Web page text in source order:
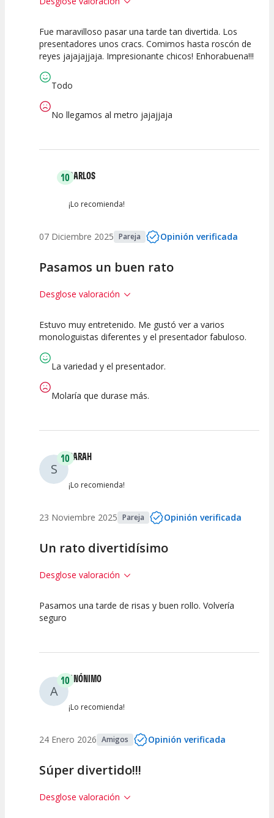
10
Calidad del
10
Puesta en
10
Interpretación
Fue maravilloso pasar una tarde tan divertida. Los
presentadores unos cracs. Comimos hasta roscón de
reyes jajajajjaja. Impresionante chicos! Enhorabuena!!!
Todo
No llegamos al metro jajajjaja
10CARLOS
¡Lo recomienda!
07 Diciembre 2025 Pareja Opinión verificada
Pasamos un buen rato
Desglose valoración
10
Espectáculo
10
Escena
10
artística
Estuvo muy entretenido. Me gustó ver a varios
monologuistas diferentes y el presentador fabuloso.
La variedad y el presentador.
Molaría que durase más.
S
10SARAH
¡Lo recomienda!
23 Noviembre 2025 Pareja Opinión verificada
Un rato divertidísimo
Desglose valoración
10 10 10
Pasamos una tarde de risas y buen rollo. Volvería
seguro
A
10ANÓNIMO
¡Lo recomienda!
24 Enero 2026 Amigos Opinión verificada
Súper divertido!!!
Desglose valoración